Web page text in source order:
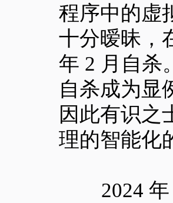
程序中的虚
十分暧昧，
年 2 月自杀
自杀成为显
因此有识之
理的智能化
2024 年